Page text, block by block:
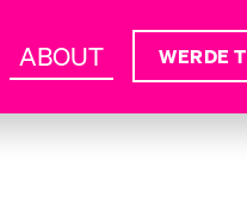
ABOUT WERDE